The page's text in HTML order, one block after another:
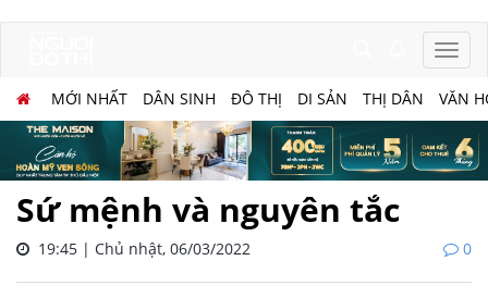
MỚI NHẤT DÂN SINH ĐÔ THỊ DI SẢN THỊ DÂN VĂN
Sứ mệnh và nguyên tắc
19:45 | Chủ nhật, 06/03/2022 0